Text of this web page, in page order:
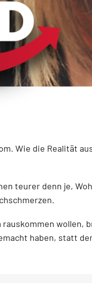
Wie die Realität
teurer denn je,
wollen,
haben, statt